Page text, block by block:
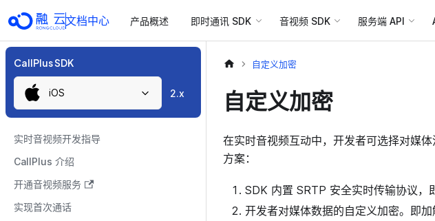
文档中心 产品概述 即时通讯 SDK 音视频 SDK 服务端 API
CallPlus SDK
iOS 2.x
实时音视频开发指导
CallPlus 介绍
开通音视频服务
实现首次通话
自定义加密
自定义加密
在实时音视频互动中，开发者可选择对媒
方案：
SDK 内置 SRTP 安全实时传输协议，
开发者对媒体数据的自定义加密。即